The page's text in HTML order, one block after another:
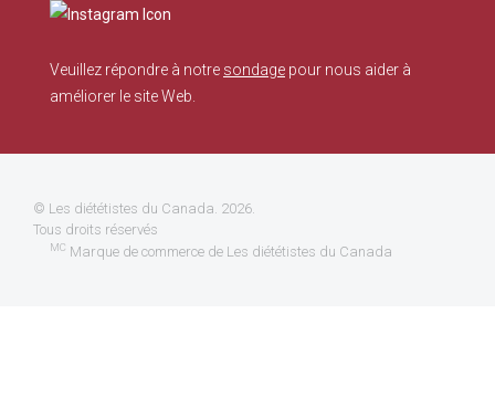
Veuillez répondre à notre sondage pour nous aider à
améliorer le site Web.
© Les diététistes du Canada. 2026.
Tous droits réservés
MC Marque de commerce de Les diététistes du Canada